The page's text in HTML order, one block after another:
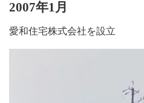
2007年1月
愛和住宅株式会社を設立